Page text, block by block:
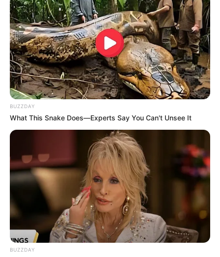
90 0 0
CƏMİYYƏT
Şəxs məcburi nikahda saxlanıla bilərmi?
—Vəkildən AÇIQLAMA
0
BUZZDAY
What This Snake Does—Experts Say You Can't Unsee It
BUZZDAY